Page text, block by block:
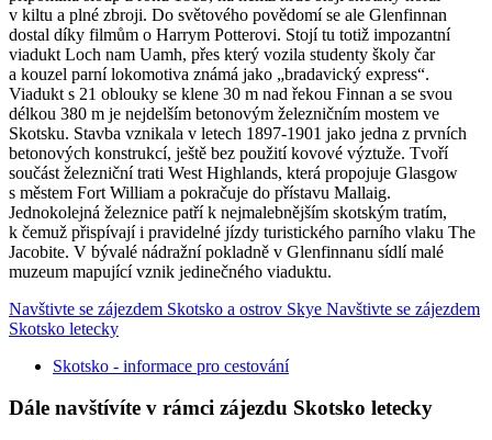
v kiltu a plné zbroji. Do světového povědomí se ale Glenfinnan
dostal díky filmům o Harrym Potterovi. Stojí tu totiž impozantní
viadukt Loch nam Uamh, přes který vozila studenty školy čar
a kouzel parní lokomotiva známá jako „bradavický express“.
Viadukt s 21 oblouky se klene 30 m nad řekou Finnan a se svou
délkou 380 m je nejdelším betonovým železničním mostem ve
Skotsku. Stavba vznikala v letech 1897-1901 jako jedna z prvních
betonových konstrukcí, ještě bez použití kovové výztuže. Tvoří
součást železniční trati West Highlands, která propojuje Glasgow
s městem Fort William a pokračuje do přístavu Mallaig.
Jednokolejná železnice patří k nejmalebnějším skotským tratím,
k čemuž přispívají i pravidelné jízdy turistického parního vlaku The
Jacobite. V bývalé nádražní pokladně v Glenfinnanu sídlí malé
muzeum mapující vznik jedinečného viaduktu.
Navštivte se zájezdem Skotsko a ostrov Skye Navštivte se zájezdem
Skotsko letecky
Skotsko - informace pro cestování
Dále navštívíte v rámci zájezdu Skotsko letecky